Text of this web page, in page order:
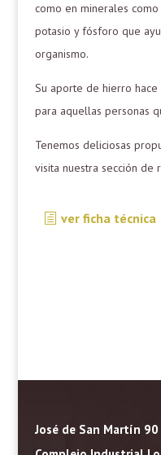
como en minerales como
potasio y fósforo que
organismo.
Su aporte de hierro
para aquellas personas
Tenemos deliciosas
visita nuestra sección de
ver ficha técnica
José de San Martín 90